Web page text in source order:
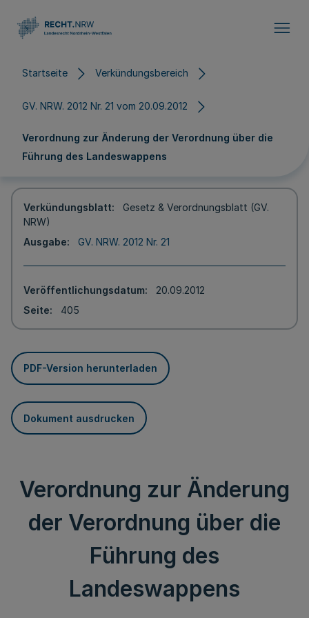
Startseite Verkündungsbereich
GV. NRW. 2012 Nr. 21 vom 20.09.2012
Verordnung zur Änderung der Verordnung über die
Führung des Landeswappens
Verkündungsblatt
Gesetz & Verordnungsblatt (GV.
NRW)
Ausgabe
GV. NRW. 2012 Nr. 21
Veröffentlichungsdatum
20.09.2012
Seite
405
PDF-Version herunterladen
Dokument ausdrucken
Verordnung zur Änderung
der Verordnung über die
Führung des
Landeswappens